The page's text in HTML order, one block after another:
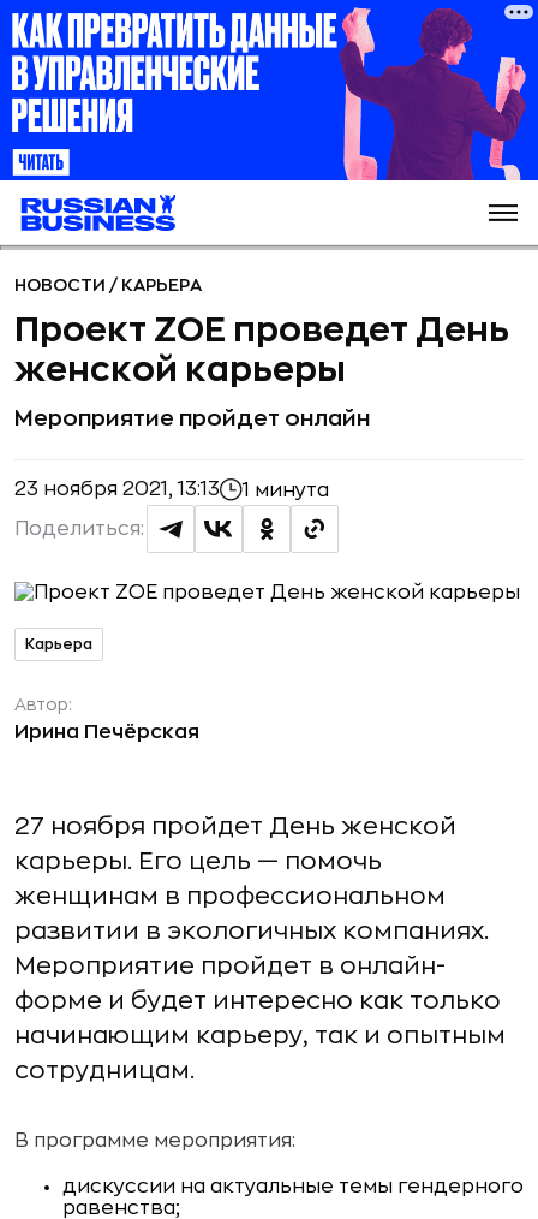
НОВОСТИ / КАРЬЕРА
Проект ZOE проведет День
женской карьеры
Мероприятие пройдет онлайн
23 ноября 2021, 13:13 1 минута
Поделиться:
Карьера
Автор:
Ирина Печёрская
27 ноября пройдет День женской
карьеры. Его цель — помочь
женщинам в профессиональном
развитии в экологичных компаниях.
Мероприятие пройдет в онлайн-
форме и будет интересно как только
начинающим карьеру, так и опытным
сотрудницам.
В программе мероприятия:
дискуссии на актуальные темы гендерного
равенства;